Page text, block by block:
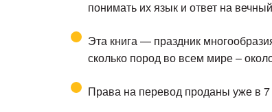
понимать их язык и ответ на
Эта книга — праздник
сколько пород во всем мире –
Права на перевод проданы уже в